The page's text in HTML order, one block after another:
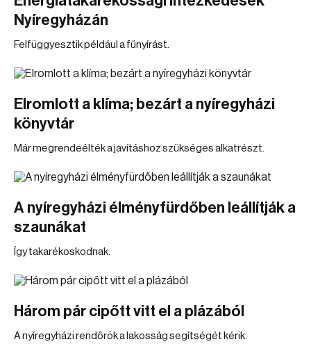
Nyíregyházán
Felfüggyesztik például a fűnyírást.
Elromlott a klíma; bezárt a nyíregyházi
könyvtár
Már megrendeélték a javításhoz szükséges alkatrészt.
A nyíregyházi élményfürdőben leállítják a
szaunákat
Így takarékoskodnak.
Három pár cipőtt vitt el a plázából
A nyíregyházi rendőrök a lakosság segítségét kérik.